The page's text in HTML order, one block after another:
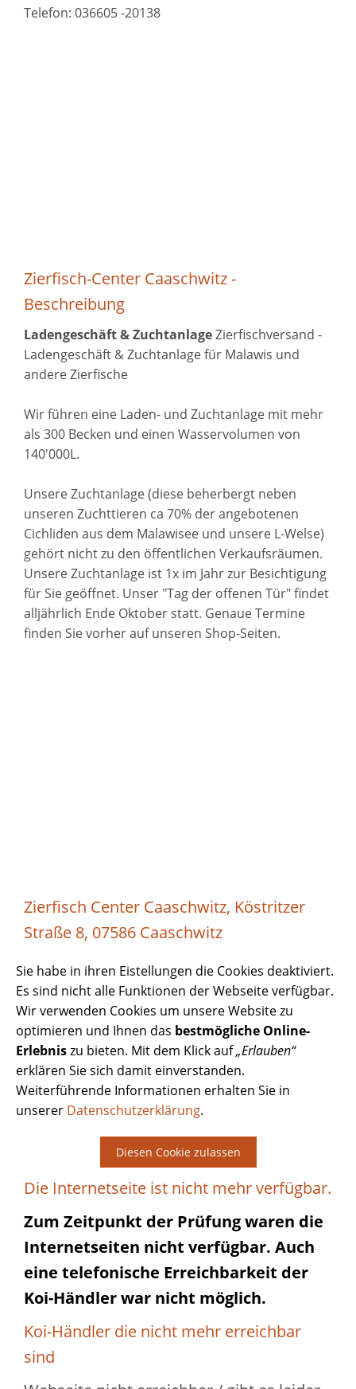
Telefon: 036605 -20138
Zierfisch-Center Caaschwitz -
Beschreibung
Ladengeschäft & ZuchtanlageZierfischversand -
Ladengeschäft & Zuchtanlage für Malawis und
andere Zierfische
Wir führen eine Laden- und Zuchtanlage mit mehr
als 300 Becken und einen Wasservolumen von
140'000L.
Unsere Zuchtanlage (diese beherbergt neben
unseren Zuchttieren ca 70% der angebotenen
Cichliden aus dem Malawisee und unsere L-Welse)
gehört nicht zu den öffentlichen Verkaufsräumen.
Unsere Zuchtanlage ist 1x im Jahr zur Besichtigung
für Sie geöffnet. Unser "Tag der offenen Tür" findet
alljährlich Ende Oktober statt. Genaue Termine
finden Sie vorher auf unseren Shop-Seiten.
Zierfisch Center Caaschwitz, Köstritzer
Straße 8, 07586 Caaschwitz
Sie habe in ihren Eistellungen die Cookies deaktiviert.
Es sind nicht alle Funktionen der Webseite verfügbar.
Wir verwenden Cookies um unsere Website zu
optimieren und Ihnen das bestmögliche Online-
Erlebniszu bieten. Mit dem Klick auf„Erlauben“
erklären Sie sich damit einverstanden.
Weiterführende Informationen erhalten Sie in
unserer Datenschutzerklärung.
Diesen Cookie zulassen
Die Internetseite ist nicht mehr verfügbar.
Zum Zeitpunkt der Prüfung waren die
Internetseiten nicht verfügbar. Auch
eine telefonische Erreichbarkeit der
Koi-Händler war nicht möglich.
Koi-Händler die nicht mehr erreichbar
sind